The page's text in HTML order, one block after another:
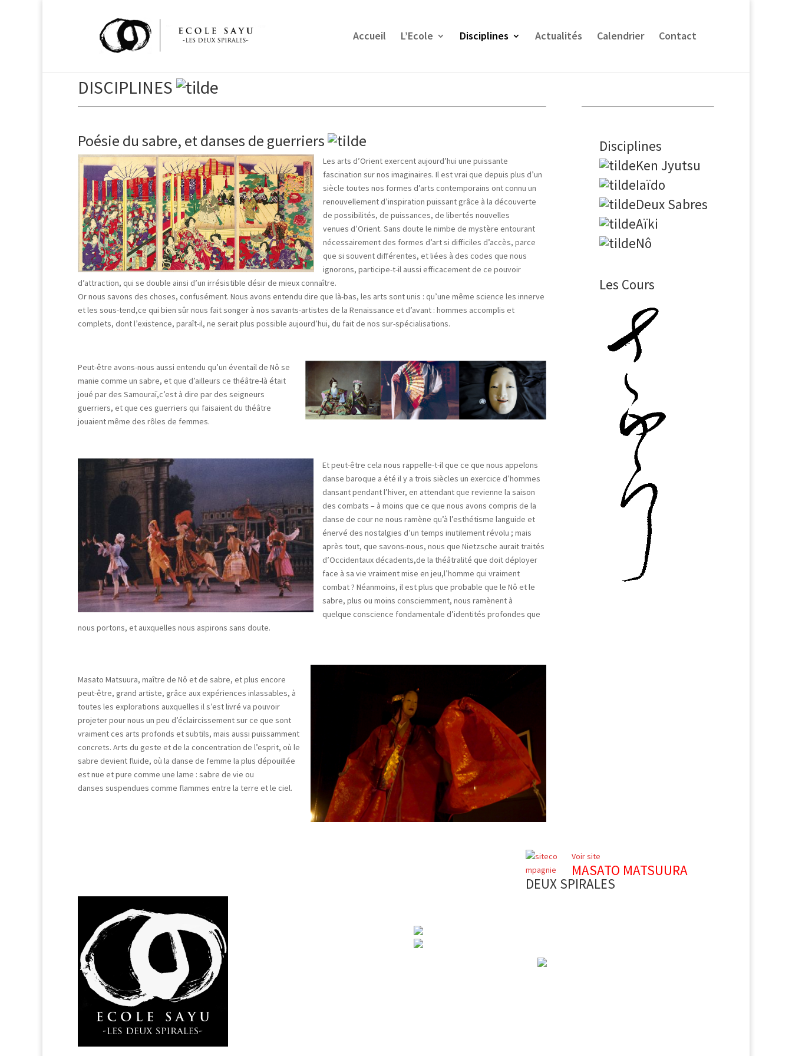
Accueil L’Ecole Disciplines Actualités Calendrier Contact
DISCIPLINES
Poésie du sabre, et danses de guerriers
Les arts d’Orient exercent aujourd’hui une puissante
fascination sur nos imaginaires. Il est vrai que depuis plus d’un
siècle toutes nos formes d’arts contemporains ont connu un
renouvellement d’inspiration puissant grâce à la découverte
de possibilités, de puissances, de libertés nouvelles
venues d’Orient. Sans doute le nimbe de mystère entourant
nécessairement des formes d’art si difficiles d’accès, parce
que si souvent différentes, et liées à des codes que nous
ignorons, participe-t-il aussi efficacement de ce pouvoir
d’attraction, qui se double ainsi d’un irrésistible désir de mieux connaître.
Or nous savons des choses, confusément. Nous avons entendu dire que là-bas, les arts sont unis : qu’une même science les innerve
et les sous-tend,ce qui bien sûr nous fait songer à nos savants-artistes de la Renaissance et d’avant : hommes accomplis et
complets, dont l’existence, paraît-il, ne serait plus possible aujourd’hui, du fait de nos sur-spécialisations.
Peut-être avons-nous aussi entendu qu’un éventail de Nô se
manie comme un sabre, et que d’ailleurs ce théâtre-là était
joué par des Samouraï,c’est à dire par des seigneurs
guerriers, et que ces guerriers qui faisaient du théâtre
jouaient même des rôles de femmes.
Et peut-être cela nous rappelle-t-il que ce que nous appelons
danse baroque a été il y a trois siècles un exercice d’hommes
dansant pendant l’hiver, en attendant que revienne la saison
des combats – à moins que ce que nous avons compris de la
danse de cour ne nous ramène qu’à l’esthétisme languide et
énervé des nostalgies d’un temps inutilement révolu ; mais
après tout, que savons-nous, nous que Nietzsche aurait traités
d’Occidentaux décadents,de la théâtralité que doit déployer
face à sa vie vraiment mise en jeu,l’homme qui vraiment
combat ? Néanmoins, il est plus que probable que le Nô et le
sabre, plus ou moins consciemment, nous ramènent à
quelque conscience fondamentale d’identités profondes que
nous portons, et auxquelles nous aspirons sans doute.
Masato Matsuura, maître de Nô et de sabre, et plus encore
peut-être, grand artiste, grâce aux expériences inlassables, à
toutes les explorations auxquelles il s’est livré va pouvoir
projeter pour nous un peu d’éclaircissement sur ce que sont
vraiment ces arts profonds et subtils, mais aussi puissamment
concrets. Arts du geste et de la concentration de l’esprit, où le
sabre devient fluide, où la danse de femme la plus dépouillée
est nue et pure comme une lame : sabre de vie ou
danses suspendues comme flammes entre la terre et le ciel.
Disciplines
Ken Jyutsu
Iaïdo
Deux Sabres
Aïki
Nô
Les Cours
Voir site
MASATO MATSUURA
DEUX SPIRALES